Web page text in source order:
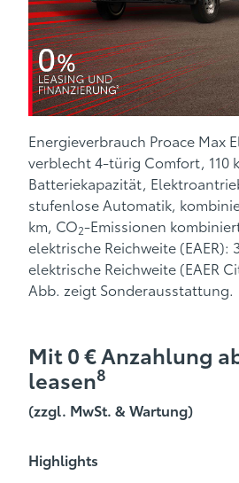
Energieverbrauch Proace Max
verblecht 4-türig Comfort, 110
Batteriekapazität,
stufenlose Automatik,
km, CO2-Emissionen
elektrische Reichweite (EAER):
elektrische Reichweite (EAER
Abb. zeigt Sonderausstattung.
Mit 0 € Anzahlung
leasen8
(zzgl. MwSt. & Wartung)
Highlights